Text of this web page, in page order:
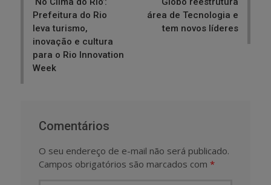
Prefeitura do Rio
leva turismo,
inovação e cultura
para o Rio Innovation
Week
área de Tecnologia e
tem novos líderes
Comentários
O seu endereço de e-mail não será publicado.
Campos obrigatórios são marcados com *